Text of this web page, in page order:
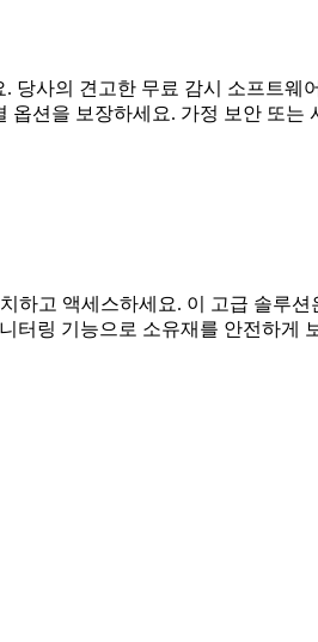
당사의 견고한 무료 감시 소프트웨
션을 보장하세요. 가정 보안 또는
고 액세스하세요. 이 고급 솔루
링 기능으로 소유재를 안전하게